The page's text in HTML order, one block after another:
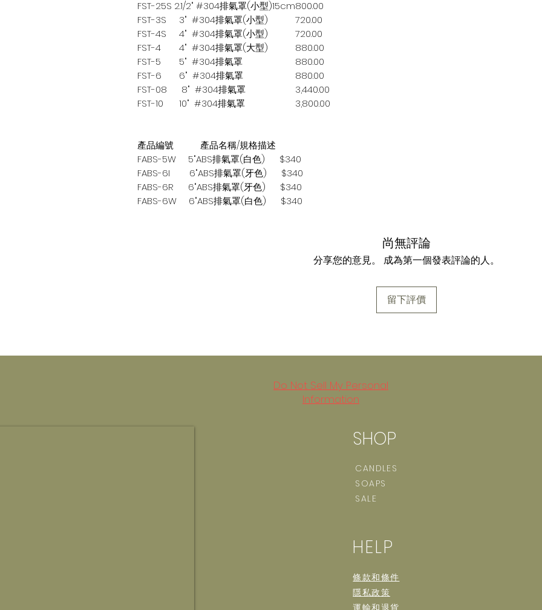
FST-25S 2.1/2" #304排氣罩(小型)15cm800.00
FST-3S
3" #304排氣罩(小型)
720.00
FST-4S
4" #304排氣罩(小型)
720.00
FST-4
4" #304排氣罩(大型)
880.00
FST-5
5" #304排氣罩
880.00
FST-6
6" #304排氣罩
880.00
FST-08
8" #304排氣罩
3,440.00
FST-10
10" #304排氣罩 3,800.00
產品編號 產品名稱/規格描述
FABS-5W 5"ABS排氣罩(白色) $340
FABS-6I 6"ABS排氣罩(牙色) $340
FABS-6R 6"ABS排氣罩(牙色) $340
FABS-6W 6"ABS排氣罩(白色) $340
尚無評論
分享您的意見。 成為第一個發表評論的人。
留下評價
Do Not Sell My Personal
Information
SHOP
CANDLES
SOAPS
SALE
HELP
條款和條件
隱私政策
運輸和退貨